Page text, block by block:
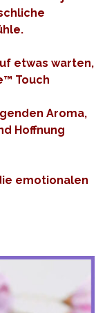
etwas warten,
Touch
Aroma,
Hoffnung
emotionalen